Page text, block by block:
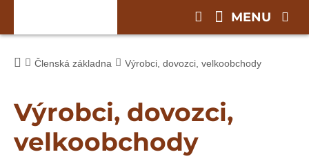
Členská základna Výrobci, dovozci, velkoobchody
Výrobci, dovozci,
velkoobchody
MENU